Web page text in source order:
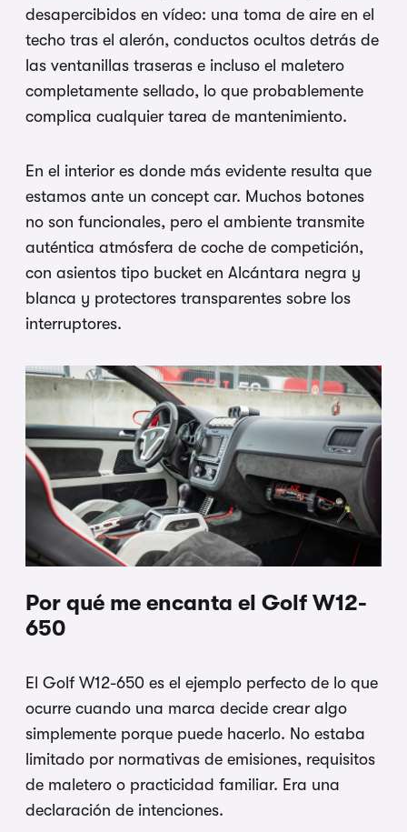
desapercibidos en vídeo: una toma de aire en el
techo tras el alerón, conductos ocultos detrás de
las ventanillas traseras e incluso el maletero
completamente sellado, lo que probablemente
complica cualquier tarea de mantenimiento.
En el interior es donde más evidente resulta que
estamos ante un concept car. Muchos botones
no son funcionales, pero el ambiente transmite
auténtica atmósfera de coche de competición,
con asientos tipo bucket en Alcántara negra y
blanca y protectores transparentes sobre los
interruptores.
Por qué me encanta el Golf W12-
650
El Golf W12-650 es el ejemplo perfecto de lo que
ocurre cuando una marca decide crear algo
simplemente porque puede hacerlo. No estaba
limitado por normativas de emisiones, requisitos
de maletero o practicidad familiar. Era una
declaración de intenciones.